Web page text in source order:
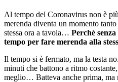
Al tempo del Coronavirus non è
merenda diventa un momento
stessa ora a tavola… Perchè
tempo per fare merenda alla
Il tempo si è fermato, ma la testa
minuti che battono a ritmo
meglio… Batteva anche prima, ma